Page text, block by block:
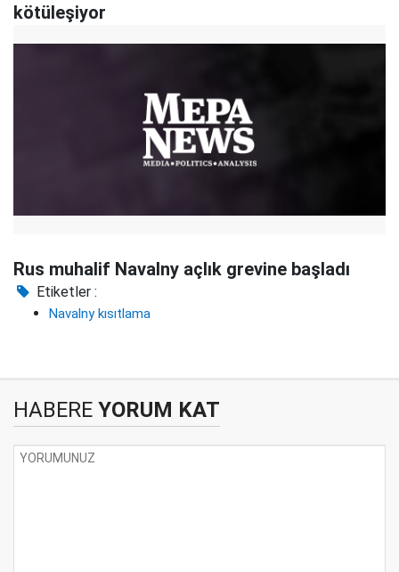
kötüleşiyor
Rus muhalif Navalny açlık grevine başladı
Etiketler :
Navalny kısıtlama
HABERE YORUM KAT